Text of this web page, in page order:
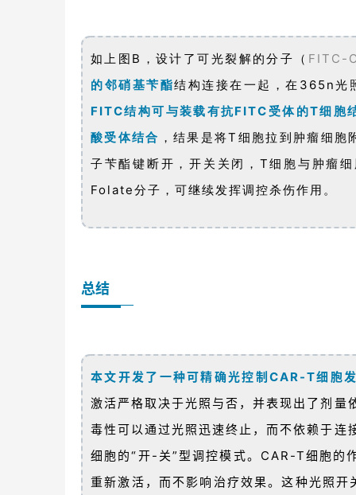
如上图B，设计了可光裂解的分子（ FITC-
的邻硝基苄酯结构连接在一起，在365n光
FITC结构可与装载有抗FITC受体的T细胞
酸受体结合 ，结果是将T细胞拉到肿瘤细胞
子苄酯键断开，开关关闭，T细胞与肿瘤
Folate分子，可继续发挥调控杀伤作用。
总结
本文开发了一种可精确光控制CAR-T细胞
激活严格取决于光照与否，并表现出了剂
毒性可以通过光照迅速终止，而不依赖于连
细胞的“开-关”型调控模式。CAR-T细胞
重新激活，而不影响治疗效果。这种光照